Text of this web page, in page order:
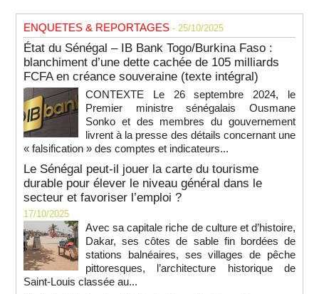
ENQUETES & REPORTAGES - 25/10/2025
État du Sénégal – IB Bank Togo/Burkina Faso :
blanchiment d’une dette cachée de 105 milliards
FCFA en créance souveraine (texte intégral)
CONTEXTE Le 26 septembre 2024, le
Premier ministre sénégalais Ousmane
Sonko et des membres du gouvernement
livrent à la presse des détails concernant une
« falsification » des comptes et indicateurs...
Le Sénégal peut-il jouer la carte du tourisme
durable pour élever le niveau général dans le
secteur et favoriser l’emploi ?
17/10/2025
Avec sa capitale riche de culture et d’histoire,
Dakar, ses côtes de sable fin bordées de
stations balnéaires, ses villages de pêche
pittoresques, l’architecture historique de
Saint-Louis classée au...